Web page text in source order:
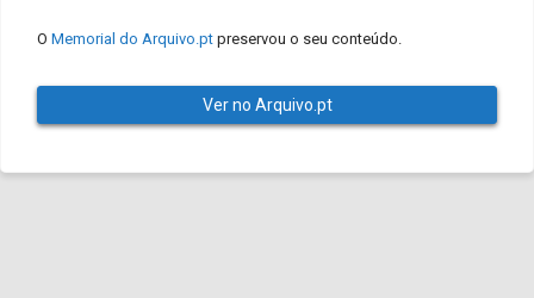
O Memorial do Arquivo.pt preservou o seu conteúdo.
Ver no Arquivo.pt